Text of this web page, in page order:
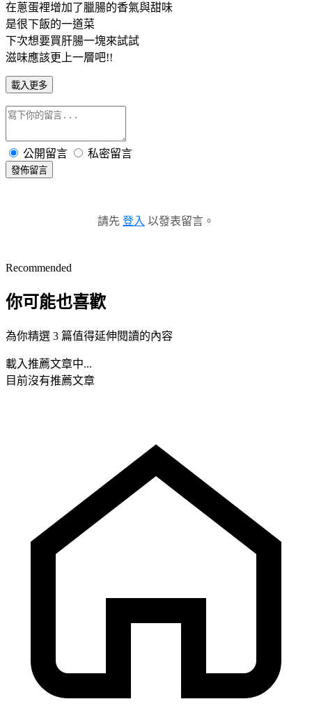
在蔥蛋裡增加了臘腸的香氣與甜味
是很下飯的一道菜
下次想要買肝腸一塊來試試
滋味應該更上一層吧!!
載入更多
公開留言 私密留言
發佈留言
請先 登入 以發表留言。
Recommended
你可能也喜歡
為你精選 3 篇值得延伸閱讀的內容
載入推薦文章中...
目前沒有推薦文章